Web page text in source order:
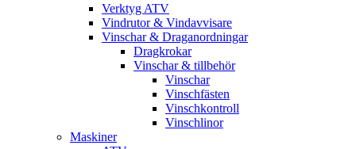
Verktyg ATV
Vindrutor & Vindavvisare
Vinschar & Draganordningar
Dragkrokar
Vinschar & tillbehör
Vinschar
Vinschfästen
Vinschkontroll
Vinschlinor
Maskiner